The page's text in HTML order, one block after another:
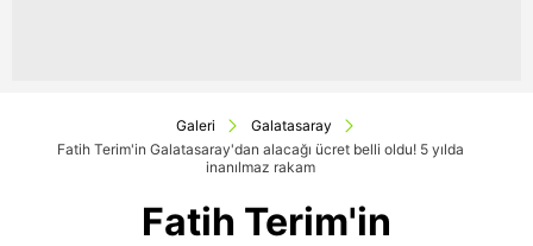
Galeri
Galatasaray
Fatih Terim'in Galatasaray'dan alacağı ücret belli oldu! 5 yılda
inanılmaz rakam
Fatih Terim'in